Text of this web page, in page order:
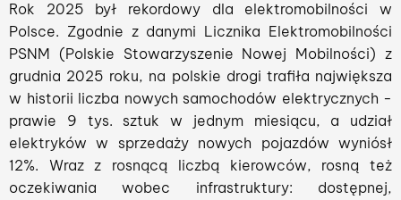
Rok 2025 był rekordowy dla elektromobilności w
Polsce. Zgodnie z danymi Licznika Elektromobilności
PSNM (Polskie Stowarzyszenie Nowej Mobilności) z
grudnia 2025 roku, na polskie drogi trafiła największa
w historii liczba nowych samochodów elektrycznych -
prawie 9 tys. sztuk w jednym miesiącu, a udział
elektryków w sprzedaży nowych pojazdów wyniósł
12%. Wraz z rosnącą liczbą kierowców, rosną też
oczekiwania wobec infrastruktury: dostępnej,